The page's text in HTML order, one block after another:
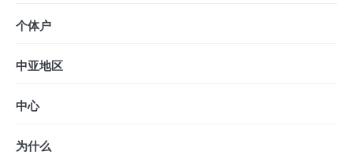
个体户
中亚地区
中心
为什么